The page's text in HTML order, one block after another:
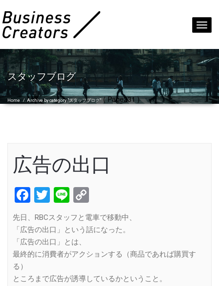
スタッフブログ
Home /Archive by category "スタッフブログ"( Page231 )
広告の出口
Facebook
Twitter
Line
Link
先日、RBCスタッフと電車で移動中、
「広告の出口」という話になった。
「広告の出口」とは、
最終的に消費者がアクションする（商品であれば購買す
る）
ところまで広告が誘導しているかということ。